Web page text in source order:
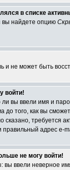
в списке
вы найдете опцию
и не может быть
войти!
ли вы ввели имя и
того, как вы
сказано, требуется
правильный адрес e-
не могу войти!
ввели неверное